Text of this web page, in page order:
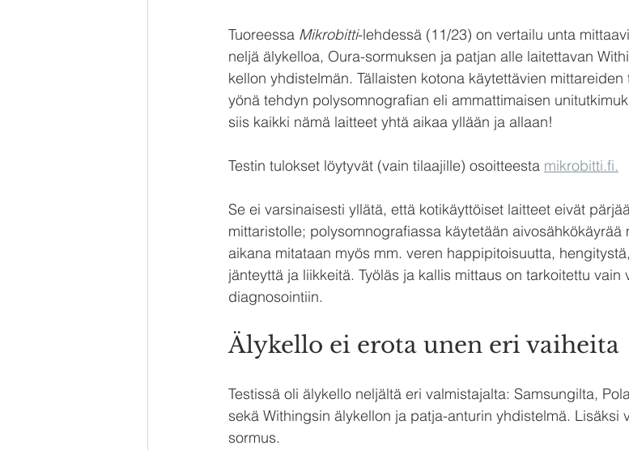
Tuoreessa Mikrobitti-lehdessä (11/23) on vertailu unta
neljä älykelloa, Oura-sormuksen ja patjan alle laitettavan
kellon yhdistelmän. Tällaisten kotona käytettävien
yönä tehdyn polysomnografian eli ammattimaisen
siis kaikki nämä laitteet yhtä aikaa yllään ja allaan!
Testin tulokset löytyvät (vain tilaajille) osoitteesta mikrobitti.fi.
Se ei varsinaisesti yllätä, että kotikäyttöiset laitteet eivät
mittaristolle; polysomnografiassa käytetään aivosähkökäyrää
aikana mitataan myös mm. veren happipitoisuutta,
jänteyttä ja liikkeitä. Työläs ja kallis mittaus on tarkoitettu
diagnosointiin.
Älykello ei erota unen eri vaiheita
Testissä oli älykello neljältä eri valmistajalta: Samsungilta,
sekä Withingsin älykellon ja patja-anturin yhdistelmä. Lisäksi
sormus.